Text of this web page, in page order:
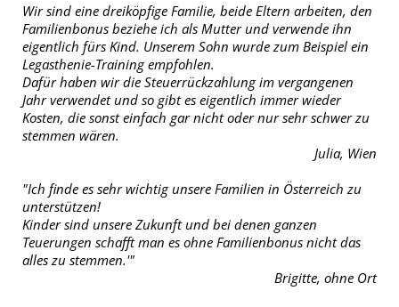
Wir sind eine dreiköpfige Familie, beide Eltern arbeiten, den
Familienbonus beziehe ich als Mutter und verwende ihn
eigentlich fürs Kind. Unserem Sohn wurde zum Beispiel ein
Legasthenie-Training empfohlen.
Dafür haben wir die Steuerrückzahlung im vergangenen
Jahr verwendet und so gibt es eigentlich immer wieder
Kosten, die sonst einfach gar nicht oder nur sehr schwer zu
stemmen wären.
Julia, Wien
"Ich finde es sehr wichtig unsere Familien in Österreich zu
unterstützen!
Kinder sind unsere Zukunft und bei denen ganzen
Teuerungen schafft man es ohne Familienbonus nicht das
alles zu stemmen.'"
Brigitte, ohne Ort